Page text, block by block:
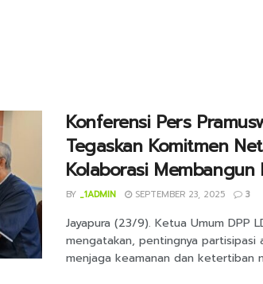
Konferensi Pers
Tegaskan Komitmen
Kolaborasi Membangun
BY _1ADMIN SEPTEMBER 23, 2025 3
Jayapura (23/9). Ketua Umum DPP
mengatakan, pentingnya partisipasi
menjaga keamanan dan ketertiban